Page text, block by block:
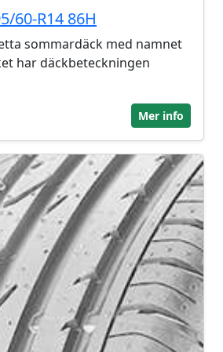
60-R14 86H
sommardäck med namnet
har däckbeteckningen
Mer info